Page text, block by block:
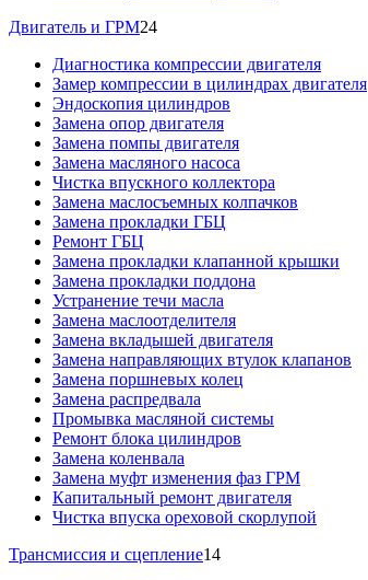
Двигатель и ГРМ24
Диагностика компрессии двигателя
Замер компрессии в цилиндрах двигателя
Эндоскопия цилиндров
Замена опор двигателя
Замена помпы двигателя
Замена масляного насоса
Чистка впускного коллектора
Замена маслосъемных колпачков
Замена прокладки ГБЦ
Ремонт ГБЦ
Замена прокладки клапанной крышки
Замена прокладки поддона
Устранение течи масла
Замена маслоотделителя
Замена вкладышей двигателя
Замена направляющих втулок клапанов
Замена поршневых колец
Замена распредвала
Промывка масляной системы
Ремонт блока цилиндров
Замена коленвала
Замена муфт изменения фаз ГРМ
Капитальный ремонт двигателя
Чистка впуска ореховой скорлупой
Трансмиссия и сцепление14